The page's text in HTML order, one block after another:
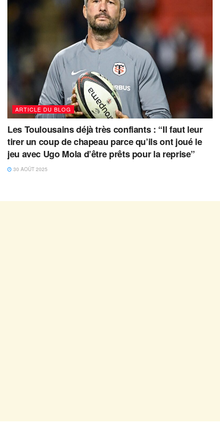
ARTICLE DU BLOG
Les Toulousains déjà très confiants : “Il faut leur
tirer un coup de chapeau parce qu’ils ont joué le
jeu avec Ugo Mola d’être prêts pour la reprise”
30 AOÛT 2025